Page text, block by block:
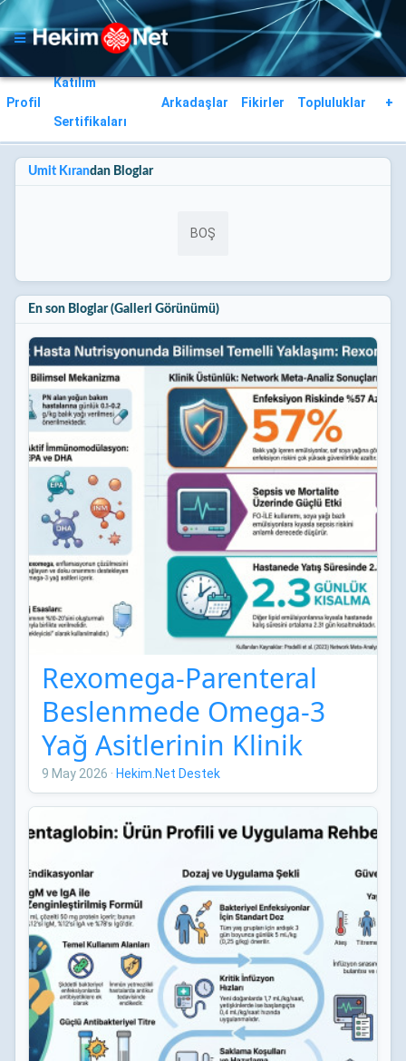
Profil
Katılım
Sertifikaları
Arkadaşlar Fikirler Topluluklar +
Ümit Kırandan Bloglar
BOŞ
En son Bloglar (Galleri Görünümü)
Rexomega-Parenteral
Beslenmede Omega-3
Yağ Asitlerinin Klinik
Etkileri: Network Meta-
Analizi
9 May 2026 · Hekim.Net Destek